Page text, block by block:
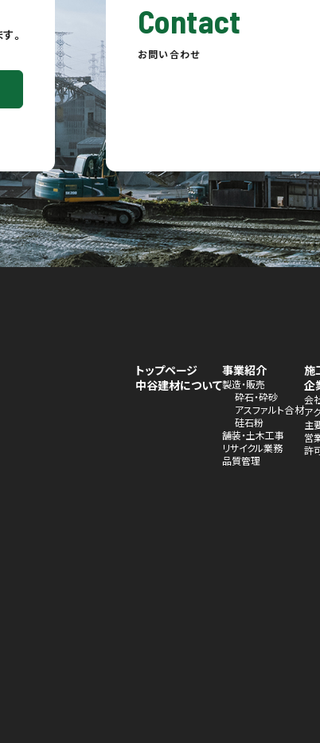
。
Contact
お問い合わせ
トップページ
中谷建材について
事業紹介
製造・販売
砕石・砕砂
アスファルト合材
硅石粉
舗装・土木工事
リサイクル業務
品質管理
施
企
会
ア
主
営
許